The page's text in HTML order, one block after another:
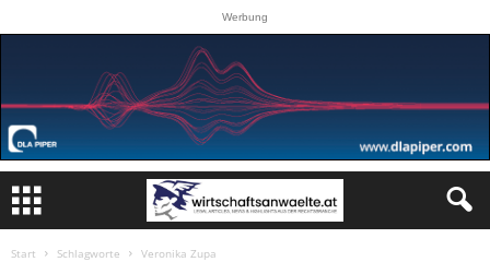
Werbung
Start Schlagworte Veronika Zupa